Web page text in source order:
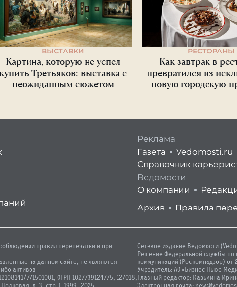
ВЫСТАВКИ
Картина, которую не успел
купить Третьяков: выставка с
неожиданным сюжетом
РЕСТОРАНЫ
Как завтрак в
превратился из
новую городскую
Реклама
Газета
Vedomosti.ru
Справочник
Ведомости
О компании
Архив
Правила
правил перепечатки и при
на данном сайте, не являются
активов
771501001, ОГРН 1027739124775, 127018,
Сетевое издание Ведомости
Решение Федеральной службы по
коммуникаций (Роскомнадзор) от
Учредитель: АО «Бизнес Ньюс
Главный редактор: Казьмина